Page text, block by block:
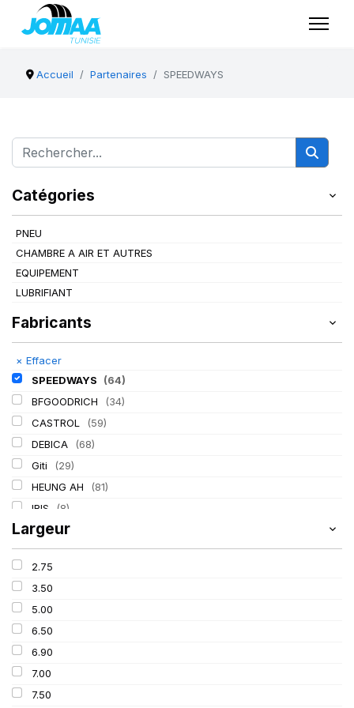
Accueil Partenaires SPEEDWAYS
Catégories
PNEU
CHAMBRE A AIR ET AUTRES
EQUIPEMENT
LUBRIFIANT
Fabricants
× Effacer
SPEEDWAYS
(64)
BFGOODRICH
(34)
CASTROL
(59)
DEBICA
(68)
Giti
(29)
HEUNG AH
(81)
IRIS
(8)
ITALMATIC
KLEBER (116)
LASSA
LING LONG
MICHELIN
MITAS
Mondolfo ferro
PIRELLI
PROMETEON
Largeur
2.75
3.50
5.00
6.50
6.90
7.00
7.50